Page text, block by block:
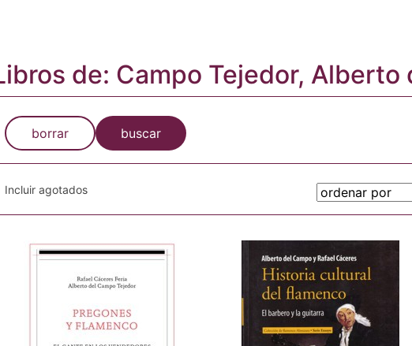
de: Campo Tejedor, Alberto
borrar buscar
Incluir agotados